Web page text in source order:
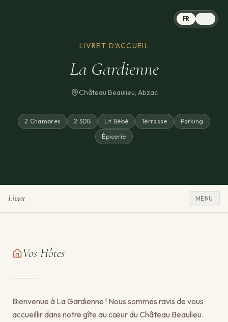
FR
LIVRET D'ACCUEIL
La Gardienne
Château Beaulieu, Abzac
2 Chambres 2 SDB Lit Bébé Terrasse
Parking
Épicerie
Livret MENU
Vos Hôtes
Bienvenue à La Gardienne ! Nous sommes ravis de vous
accueillir dans notre gîte au cœur du Château Beaulieu.